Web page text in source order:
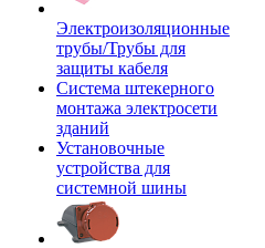
Электроизоляционные
трубы/Трубы для
защиты кабеля
Система штекерного
монтажа электросети
зданий
Установочные
устройства для
системной шины